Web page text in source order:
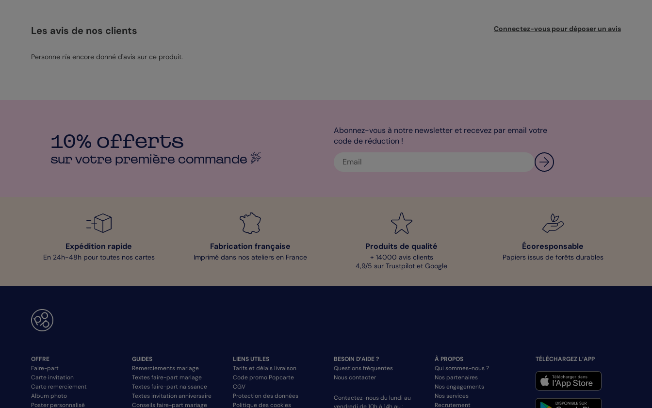
Les avis de nos clients Connectez-vous pour déposer un avis
Personne n'a encore donné d'avis sur ce produit.
10% offerts
sur votre première commande
Abonnez-vous à notre newsletter et recevez par email votre
code de réduction !
Expédition rapide
En 24h-48h pour toutes nos cartes
Fabrication française
Imprimé dans nos ateliers en France
Produits de qualité
+ 14000 avis clients
4,9/5 sur Trustpilot et Google
Écoresponsable
Papiers issus de forêts durables
OFFRE
Faire-part
Carte invitation
Carte remerciement
Album photo
Poster personnalisé
GUIDES
Remerciements mariage
Textes faire-part mariage
Textes faire-part naissance
Textes invitation anniversaire
Conseils faire-part mariage
LIENS UTILES
Tarifs et délais livraison
Code promo Popcarte
CGV
Protection des données
Politique des cookies
BESOIN D’AIDE ?
Questions fréquentes
Nous contacter
Contactez-nous du lundi au
À PROPOS
Qui sommes-nous ?
Nos partenaires
Nos engagements
Nos services
Recrutement
TÉLÉCHARGEZ L’APP